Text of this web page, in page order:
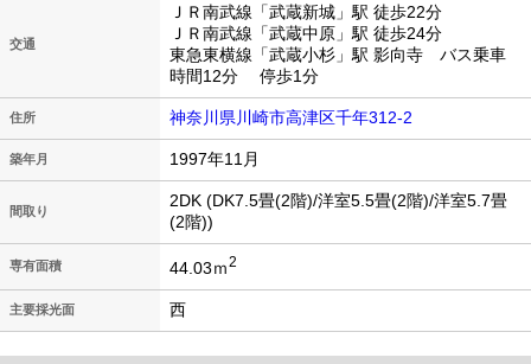
交通
ＪＲ南武線「武蔵新城」駅 徒歩22分
ＪＲ南武線「武蔵中原」駅 徒歩24分
東急東横線「武蔵小杉」駅 影向寺 バス乗車
時間12分 停歩1分
住所 神奈川県川崎市高津区千年312-2
築年月 1997年11月
間取り
2DK (DK7.5畳(2階)/洋室5.5畳(2階)/洋室5.7畳
(2階))
専有面積 44.03ｍ2
主要採光面 西